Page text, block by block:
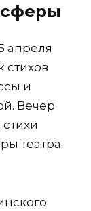
апреля
стихов
и
Вечер
театра.